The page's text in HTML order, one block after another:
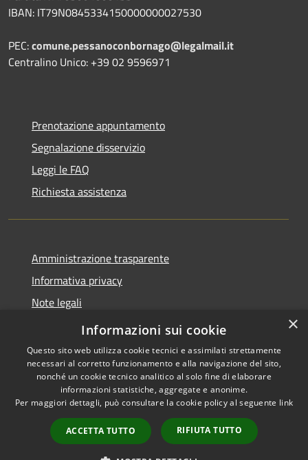
IBAN: IT79N0845334150000000027530
PEC:comune.pessanoconbornago@legalmail.it
Centralino Unico: +39 02 9596971
Prenotazione appuntamento
Segnalazione disservizio
Leggi le FAQ
Richiesta assistenza
Amministrazione trasparente
Informativa privacy
Note legali
Dichiarazione di accessibilità
Accessibilità
Copyright © 2026 • Comune di
Pessano con Bornago •
Powered byMunicipium
Accesso redazione
×
Informazioni sui cookie
Questo sito web utilizza cookie tecnici e assimilati strettamente
necessari al corretto funzionamento e alla navigazione del sito,
nonché un cookie tecnico analitico al solo fine di elaborare
informazioni statistiche, aggregate e anonime.
Per maggiori dettagli, può consultare la cookie policy al seguente link
ACCETTA TUTTO RIFIUTA TUTTO